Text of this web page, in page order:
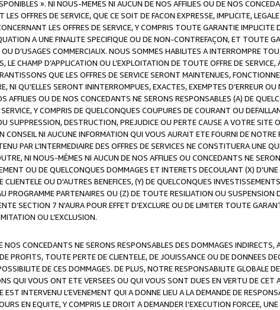
». NI NOUS-MEMES NI AUCUN DE NOS AFFILIES OU DE NOS
OFFRES DE SERVICE, QUE CE SOIT DE FACON EXPRESSE, IMPLICITE,
LES OFFRES DE SERVICE, Y COMPRIS TOUTE GARANTIE IMPLICITE
A UNE FINALITE SPECIFIQUE OU DE NON-CONTREFAÇON, ET TOUTE
D’USAGES COMMERCIAUX. NOUS SOMMES HABILITES A INTERROMPRE
LE CHAMP D’APPLICATION OU L’EXPLOITATION DE TOUTE OFFRE DE
QUE LES OFFRES DE SERVICE SERONT MAINTENUES,
NI QU’ELLES SERONT ININTERROMPUES, EXACTES, EXEMPTES D’ERREUR
AFFILIES OU DE NOS CONCEDANTS NE SERONS RESPONSABLES (A) DE
Y COMPRIS DE QUELCONQUES COUPURES DE COURANT OU
SUPPRESSION, DESTRUCTION, PREJUDICE OU PERTE CAUSE A VOTRE SITE
NI AUCUNE INFORMATION QUI VOUS AURAIT ETE FOURNI DE
PAR L’INTERMEDIAIRE DES OFFRES DE SERVICES NE CONSTITUERA UNE
NI NOUS-MÊMES NI AUCUN DE NOS AFFILIES OU CONCEDANTS NE
OU DE QUELCONQUES DOMMAGES ET INTERETS DECOULANT (X)
OU D'AUTRES BENEFICES, (Y) DE QUELCONQUES
PROGRAMME PARTENAIRES OU (Z) DE TOUTE RESILIATION OU SUSPENSION
SECTION 7 N'AURA POUR EFFET D'EXCLURE OU DE LIMITER TOUTE
OU L’EXCLUSION.
CONCEDANTS NE SERONS RESPONSABLES DES DOMMAGES INDIRECTS,
PROFITS, TOUTE PERTE DE CLIENTELE, DE JOUISSANCE OU DE DONNEES
DE CES DOMMAGES. DE PLUS, NOTRE RESPONSABILITE GLOBALE
QUI VOUS ONT ETE VERSEES OU QUI VOUS SONT DUES EN VERTU DE CET
INTERVENU L’EVENEMENT QUI A DONNE LIEU A LA DEMANDE DE
EN EQUITE, Y COMPRIS LE DROIT A DEMANDER l'EXECUTION FORCEE,